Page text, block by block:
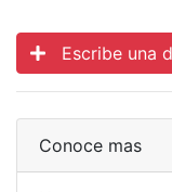
Escribe una
Conoce mas